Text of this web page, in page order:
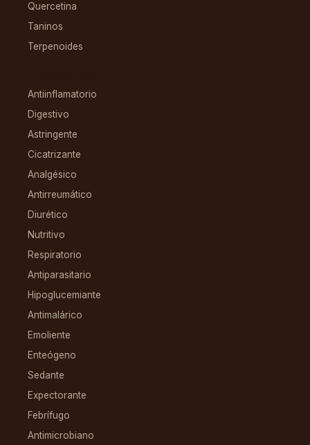
Quercetina
Taninos
Terpenoides
Antiinflamatorio
Digestivo
Astringente
Cicatrizante
Analgésico
Antirreumático
Diurético
Nutritivo
Respiratorio
Antiparasitario
Hipoglucemiante
Antimalárico
Emoliente
Enteógeno
Sedante
Expectorante
Febrífugo
Antimicrobiano